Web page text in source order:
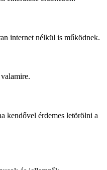
internet nélkül is működnek.
kendővel érdemes letörölni a